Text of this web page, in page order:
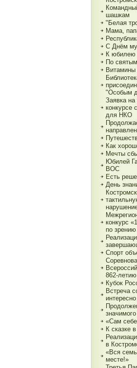
шашкам
"Белая
Мама,
С Днём
К юбилею
По
Витамины
"Особым
Заявка на
конкурсе
для НКО
Как
Мечты
Юбилей
ВОС
Есть
День
конкурс
по зрению
Спорт
862-
Кубок
Встреча
«Сам
К сказке
в
«Вся
месте!»